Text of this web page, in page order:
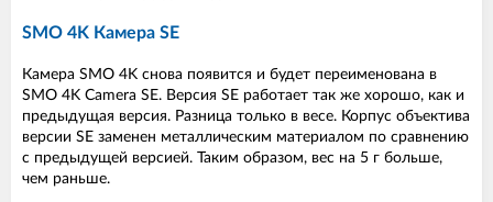
SMO 4K Камера SE
Камера SMO 4K снова появится и будет переименована в
SMO 4K Camera SE. Версия SE работает так же хорошо, как и
предыдущая версия. Разница только в весе. Корпус объектива
версии SE заменен металлическим материалом по сравнению
с предыдущей версией. Таким образом, вес на 5 г больше,
чем раньше.